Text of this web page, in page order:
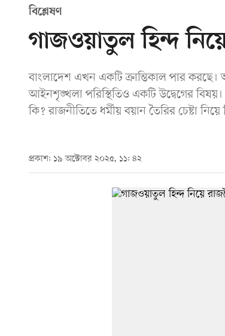
বিশ্লেষণ
গাজওয়াতুল হিন্দ
বাংলাদেশ এখন একটি ক্রান্তিকাল পার
আইনশৃঙ্খলা পরিস্থিতিও একটি উদ্বেগের
কি? রাজনীতিতে ধর্মীয় বয়ান তৈরির চেষ্টা
প্রকাশ: ১৯ অক্টোবর ২০২৫, ১১: ৪২